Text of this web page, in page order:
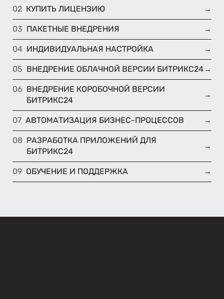
КУПИТЬ ЛИЦЕНЗИЮ →
ПАКЕТНЫЕ ВНЕДРЕНИЯ →
ИНДИВИДУАЛЬНАЯ НАСТРОЙКА →
ВНЕДРЕНИЕ ОБЛАЧНОЙ ВЕРСИИ БИТРИКС24 →
ВНЕДРЕНИЕ КОРОБОЧНОЙ ВЕРСИИ
БИТРИКС24
→
АВТОМАТИЗАЦИЯ БИЗНЕС-ПРОЦЕССОВ →
РАЗРАБОТКА ПРИЛОЖЕНИЙ ДЛЯ
БИТРИКС24
→
ОБУЧЕНИЕ И ПОДДЕРЖКА →